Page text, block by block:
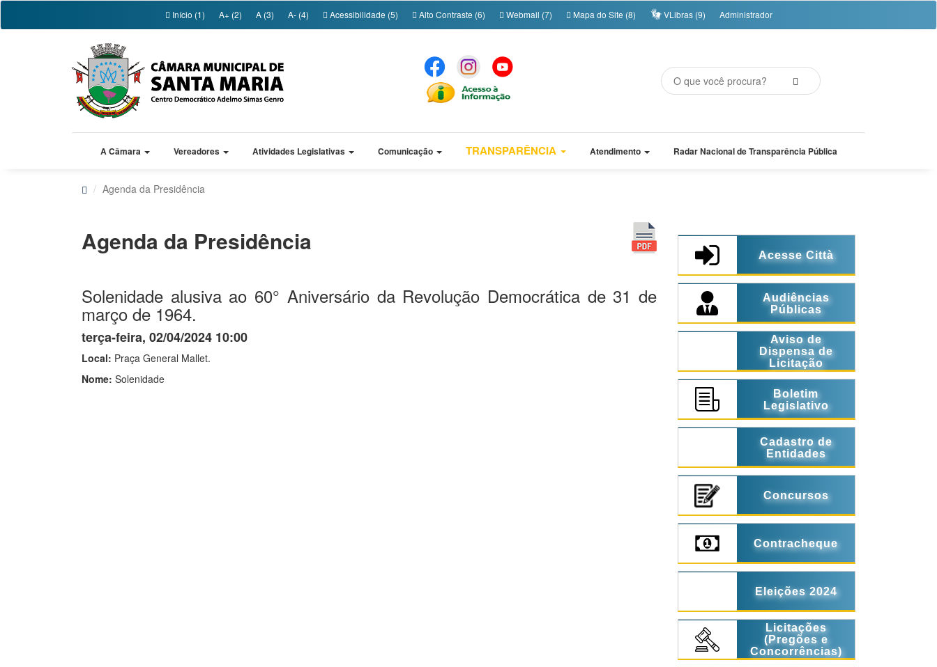
Início (1) A+ (2) A (3) A- (4) Acessibilidade (5) Alto Contraste (6) Webmail (7) Mapa do Site (8) VLibras (9) Administrador
A Câmara Vereadores Atividades Legislativas Comunicação TRANSPARÊNCIA Atendimento Radar Nacional de Transparência Pública
Agenda da Presidência
Agenda da Presidência
Solenidade alusiva ao 60° Aniversário da Revolução Democrática de 31 de
março de 1964.
terça-feira, 02/04/2024 10:00
Local: Praça General Mallet.
Nome: Solenidade
Acesse Città
Audiências
Públicas
Aviso de
Dispensa de
Licitação
Boletim
Legislativo
Cadastro de
Entidades
Concursos
Contracheque
Eleições 2024
Licitações
(Pregões e
Concorrências)